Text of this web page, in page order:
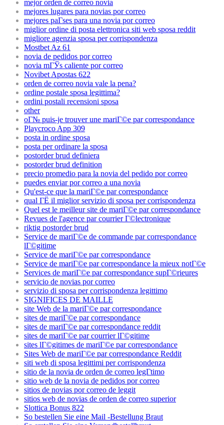
mejor orden de correo novia
mejores lugares para novias por correo
mejores paГ­ses para una novia por correo
miglior ordine di posta elettronica siti web sposa reddit
migliore agenzia sposa per corrispondenza
Mostbet Az 61
novia de pedidos por correo
novia mГЎs caliente por correo
Novibet Apostas 622
orden de correo novia vale la pena?
ordine postale sposa legittima?
ordini postali recensioni sposa
other
oГ№ puis-je trouver une mariГ©e par correspondance
Playcroco App 309
posta in ordine sposa
posta per ordinare la sposa
postorder brud definiera
postorder brud definition
precio promedio para la novia del pedido por correo
puedes enviar por correo a una novia
Qu'est-ce que la mariГ©e par correspondance
qual ГЁ il miglior servizio di sposa per corrispondenza
Quel est le meilleur site de mariГ©e par correspondance
Revues de l'agence par courrier Г©lectronique
riktig postorder brud
Service de mariГ©e de commande par correspondance
lГ©gitime
Service de mariГ©e par correspondance
Service de mariГ©e par correspondance la mieux notГ©e
Services de mariГ©e par correspondance supГ©rieures
servicio de novias por correo
servizio di sposa per corrispondenza legittimo
SIGNIFICES DE MAILLE
site Web de la mariГ©e par correspondance
sites de mariГ©e par correspondance
sites de mariГ©e par correspondance reddit
sites de mariГ©e par courrier lГ©gitime
sites lГ©gitimes de mariГ©e par correspondance
Sites Web de mariГ©e par correspondance Reddit
siti web di sposa legittimi per corrispondenza
sitio de la novia de orden de correo legГ­timo
sitio web de la novia de pedidos por correo
sitios de novias por correo de leggit
sitios web de novias de orden de correo superior
Slottica Bonus 822
So bestellen Sie eine Mail -Bestellung Braut